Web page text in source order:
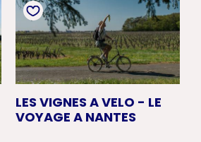
LES VIGNES A VELO - LE
VOYAGE A NANTES